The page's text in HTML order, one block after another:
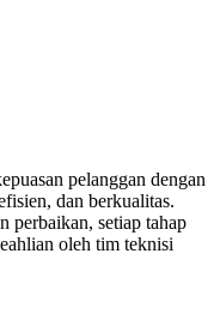
pelanggan dengan
dan berkualitas.
perbaikan, setiap tahap
oleh tim teknisi